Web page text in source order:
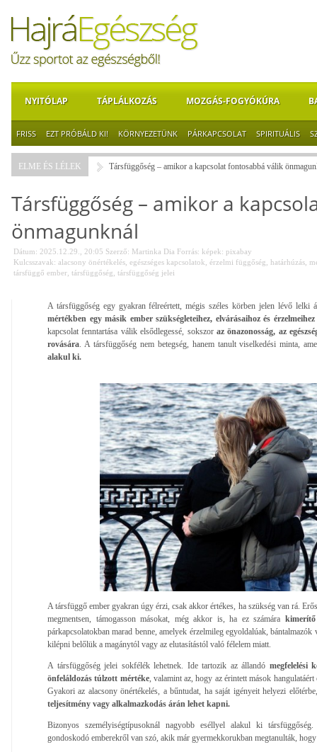
NYITÓLAP TÁPLÁLKOZÁS MOZGÁS-FOGYÓKÚRA
FRISS EZT PRÓBÁLD KI! KÖRNYEZETÜNK PÁRKAPCSOLAT SPIRITUÁLIS
ELME ÉS LÉLEK Társfüggőség – amikor a kapcsolat fontosabbá válik
Társfüggőség – amikor a
önmagunknál
Dátum: 2025.12.29., 20:05 Szerző: Martinka Dia Forrás: képek: pixabay
Kulcsszavak: alacsony önértékelés egészséges kapcsolatok érzelmi függőség határhúzás
társfüggő ember társfüggőség társfüggőség jelei
A társfüggőség egy gyakran félreértett, mégis széles körben jelen lévő lelki
mértékben egy másik ember szükségleteihez, elvárásaihoz és
kapcsolat fenntartása válik elsődlegessé, sokszor az önazonosság, az
rovására . A társfüggőség nem betegség, hanem tanult viselkedési minta,
alakul ki.
A társfüggő ember gyakran úgy érzi, csak akkor értékes, ha szükség van rá.
megmentsen, támogasson másokat, még akkor is, ha ez számára
párkapcsolatokban marad benne, amelyek érzelmileg egyoldalúak, bántalmazók
kilépni belőlük a magánytól vagy az elutasítástól való félelem miatt.
A társfüggőség jelei sokfélék lehetnek. Ide tartozik az állandó megfelelési
önfeláldozás túlzott mértéke, valamint az, hogy az érintett mások
Gyakori az alacsony önértékelés, a bűntudat, ha saját igényeit helyezi
teljesítmény vagy alkalmazkodás árán lehet kapni.
Bizonyos személyiségtípusoknál nagyobb eséllyel alakul ki társfüggőség.
gondoskodó emberekről van szó, akik már gyermekkorukban megtanulták,